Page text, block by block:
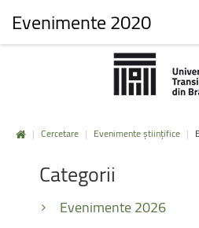
| Cercetare | Evenimente științifice |
Categorii
Evenimente 2026
Evenimente 2020